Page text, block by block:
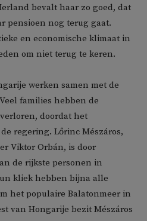
bevalt haar zo goed, dat
pensioen nog terug gaat.
en economische klimaat in
om niet terug te keren.
werken samen met de
families hebben de
doordat het
regering. Lőrinc Mészáros,
Viktor Orbán, is door
de rijkste personen in
kliek hebben bijna alle
het populaire Balatonmeer in
van Hongarije bezit Mészáros